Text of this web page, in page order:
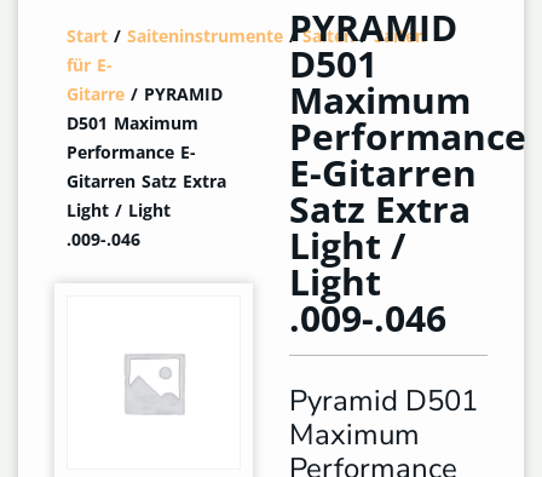
Start / Saiteninstrumente /Saiten/Saiten
für E-
Gitarre / PYRAMID
D501 Maximum
Performance E-
Gitarren Satz Extra
Light / Light
.009-.046
PYRAMID
D501
Maximum
Performance
E-Gitarren
Satz Extra
Light /
Light
.009-.046
Pyramid D501
Maximum
Performance